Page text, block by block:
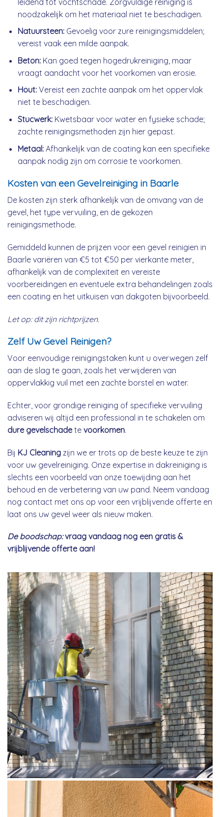
noodzakelijk om het materiaal niet te beschadigen.
Natuursteen:Gevoelig voor zure reinigingsmiddelen;
vereist vaak een milde aanpak.
Beton:Kan goed tegen hogedrukreiniging, maar
vraagt aandacht voor het voorkomen van erosie.
Hout:Vereist een zachte aanpak om het oppervlak
niet te beschadigen.
Stucwerk:Kwetsbaar voor water en fysieke schade;
zachte reinigingsmethoden zijn hier gepast.
Metaal:Afhankelijk van de coating kan een specifieke
aanpak nodig zijn om corrosie te voorkomen.
Kosten van een Gevelreiniging in Baarle
De kosten zijn sterk afhankelijk van de omvang van de
gevel, het type vervuiling, en de gekozen
reinigingsmethode.
Gemiddeld kunnen de prijzen voor een gevel reinigien in
Baarle variëren van €5 tot €50 per vierkante meter,
afhankelijk van de complexiteit en vereiste
voorbereidingen en eventuele extra behandelingen zoals
een coating en het uitkuisen van dakgoten bijvoorbeeld.
Let op: dit zijn richtprijzen.
Zelf Uw Gevel Reinigen?
Voor eenvoudige reinigingstaken kunt u overwegen zelf
aan de slag te gaan, zoals het verwijderen van
oppervlakkig vuil met een zachte borstel en water.
Echter, voor grondige reiniging of specifieke vervuiling
adviseren wij altijd een professional in te schakelen om
dure gevelschadete voorkomen.
Bij KJ Cleaning zijn we er trots op de beste keuze te zijn
voor uw gevelreiniging. Onze expertise in dakreiniging is
slechts een voorbeeld van onze toewijding aan het
behoud en de verbetering van uw pand. Neem vandaag
nog contact met ons op voor een vrijblijvende offerte en
laat ons uw gevel weer als nieuw maken.
De boodschap:vraag vandaag nog een gratis &
vrijblijvende offerte aan!